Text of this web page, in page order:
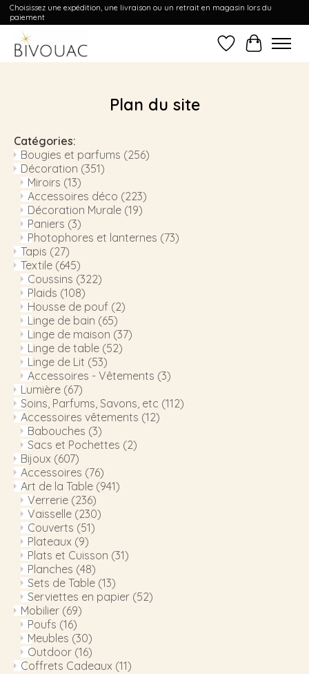
Choisissez une expédition, une livraison ou un retrait en magasin lors du
paiement
Liste dePanier
Plan du site
Catégories:
Bougies et parfums (256)
Décoration (351)
Miroirs (13)
Accessoires déco (223)
Décoration Murale (19)
Paniers (3)
Photophores et lanternes (73)
Tapis (27)
Textile (645)
Coussins (322)
Plaids (108)
Housse de pouf (2)
Linge de bain (65)
Linge de maison (37)
Linge de table (52)
Linge de Lit (53)
Accessoires - Vêtements (3)
Lumière (67)
Soins, Parfums, Savons, etc (112)
Accessoires vêtements (12)
Babouches (3)
Sacs et Pochettes (2)
Bijoux (607)
Accessoires (76)
Art de la Table (941)
Verrerie (236)
Vaisselle (230)
Couverts (51)
Plateaux (9)
Plats et Cuisson (31)
Planches (48)
Sets de Table (13)
Serviettes en papier (52)
Mobilier (69)
Poufs (16)
Meubles (30)
Outdoor (16)
Coffrets Cadeaux (11)